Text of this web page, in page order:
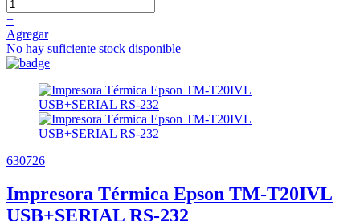
+
Agregar
No hay suficiente stock disponible
630726
Impresora Térmica Epson TM-T20IVL
USB+SERIAL RS-232